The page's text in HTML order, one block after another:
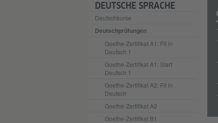
DEUTSCHE SPRACHE
Deutschkurse
Deutschprüfungen
Goethe-Zertifikat A1: Fit in
Deutsch 1
Goethe-Zertifikat A1: Start
Deutsch 1
Goethe-Zertifikat A2: Fit in
Deutsch
Goethe-Zertifikat A2
Goethe-Zertifikat B1